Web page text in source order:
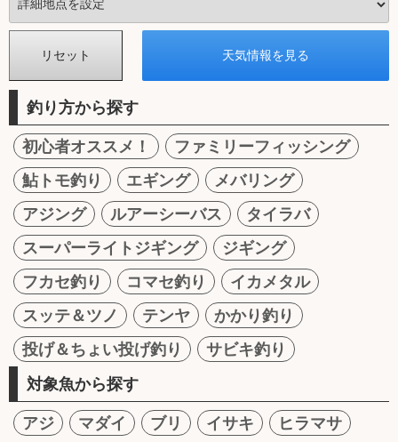
釣り方から探す
初心者オススメ！
ファミリーフィッシング
鮎トモ釣り
エギング
メバリング
アジング
ルアーシーバス
タイラバ
スーパーライトジギング
ジギング
フカセ釣り
コマセ釣り
イカメタル
スッテ＆ツノ
テンヤ
かかり釣り
投げ＆ちょい投げ釣り
サビキ釣り
対象魚から探す
アジ マダイ ブリ イサキ
ヒラマサ